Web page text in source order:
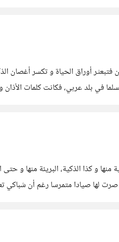
أوراق الحياة و تكسر أغصان
في بلد عربي، فكانت كلمات
و كذا الذكية، البريئة منها و
لها صيادا متمرسا رغم أن شباكي